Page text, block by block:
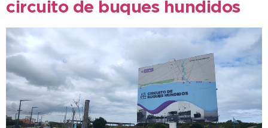
circuito de buques hundidos